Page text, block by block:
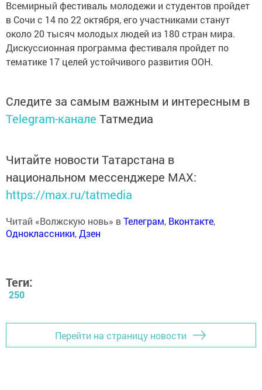
Сочи, их напутствовал заместитель министра по делам
молодежи и спорту РТ Рустам Гарифуллин. «Разрешите
поприветствовать вас от 800-тысячной армии
молодежи Татарстана, которая сейчас смотрит на вас -
на самых одаренных и успешных молодых людей.
Уважаемые делегаты, я вам желаю хорошей дороги,